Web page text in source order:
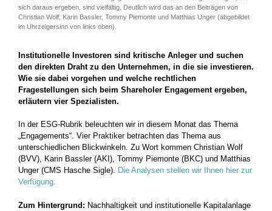
sich daraus ergeben, sind vielfältig. Deutlich wird das an den Beiträgen von
Christian Wolf, Karin Bassler, Tommy Piemonte und Matthias Unger (abgebildet
im Uhrzeigersinn von links oben).
Institutionelle Investoren sind kritische Anleger und suchen
den direkten Draht zu den Unternehmen, in die sie investieren.
Wie sie dabei vorgehen und welche rechtlichen
Fragestellungen sich beim Shareholer Engagement ergeben,
erläutern vier Spezialisten.
In der ESG-Rubrik beleuchten wir in diesem Monat das Thema
„Engagements“. Vier Praktiker betrachten das Thema aus
unterschiedlichen Blickwinkeln. Zu Wort kommen Christian Wolf
(BVV), Karin Bassler (AKI), Tommy Piemonte (BKC) und Matthias
Unger (CMS Hasche Sigle). Die Analysen stellen wir Ihnen hier zur
Verfügung.
Zum Hintergrund: Nachhaltigkeit und institutionelle Kapitalanlage